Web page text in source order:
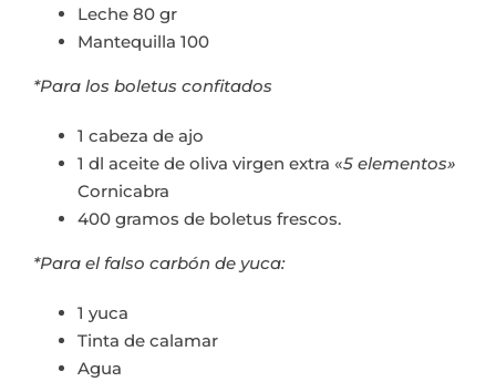
Leche 80 gr
Mantequilla 100
*Para los boletus confitados
1 cabeza de ajo
1 dl aceite de oliva virgen extra «5 elementos»
Cornicabra
400 gramos de boletus frescos.
*Para el falso carbón de yuca:
1 yuca
Tinta de calamar
Agua